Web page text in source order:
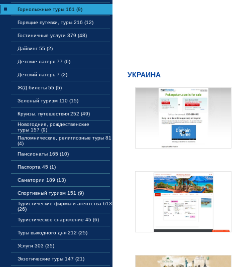
Горнолыжные туры 161 (9)
Горящие путевки, туры 216 (12)
Гостиничные услуги 379 (48)
Дайвинг 55 (2)
Детские лагеря 77 (6)
Детский лагерь 7 (2)
Ж/Д билеты 55 (5)
Зеленый туризм 110 (15)
Круизы, путешествия 252 (49)
Новогодние, рождественские
туры 157 (9)
Паломнические, религиозные туры 81
(4)
Пансионаты 165 (10)
Паспорта 45 (1)
Санатории 189 (13)
Спортивный туризм 151 (9)
Туристические фирмы и агентства 613
(26)
Туристическое снаряжение 45 (6)
Туры выходного дня 212 (25)
Услуги 303 (35)
Экзотические туры 147 (21)
УКРАИНА